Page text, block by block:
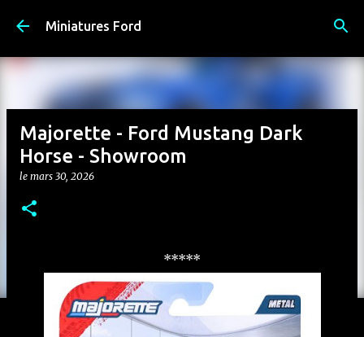
Accéder au contenu principal
Miniatures Ford
Majorette - Ford Mustang Dark
Horse - Showroom
le mars 30, 2026
*****